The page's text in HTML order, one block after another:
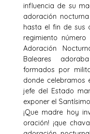
influencia de su
adoración
hasta el fin de sus
regimiento
Adoración
Baleares
formados por
donde celebramos
jefe del Estado
exponer el
¡Que madre hoy
oración! ¡que